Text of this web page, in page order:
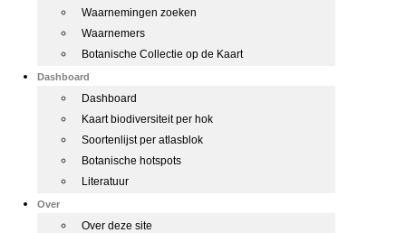
Waarnemingen zoeken
Waarnemers
Botanische Collectie op de Kaart
Dashboard
Dashboard
Kaart biodiversiteit per hok
Soortenlijst per atlasblok
Botanische hotspots
Literatuur
Over
Over deze site